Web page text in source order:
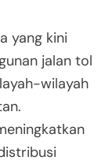
yang kini
jalan tol
wilayah